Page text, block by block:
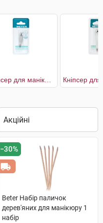
−30%
Beter Набір паличок
дерев'яних для манікюру 1
набір